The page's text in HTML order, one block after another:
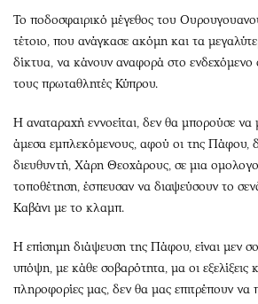
Μουσική
Εικαστικά
Βιβλίο
Χειρόγραφα
Uncut
Το ποδοσφαιρικό μέγεθος του
τέτοιο, που ανάγκασε ακόμη και τα
δίκτυα, να κάνουν αναφορά στο ενδεχόμενο
τους πρωταθλητές Κύπρου.
Η αναταραχή εννοείται, δεν θα μπορούσε να
άμεσα εμπλεκόμενους, αφού οι της Πάφου,
διευθυντή, Χάρη Θεοχάρους, σε μια
τοποθέτηση, έσπευσαν να διαψεύσουν το
Καβάνι με το κλαμπ.
Η επίσημη διάψευση της Πάφου, είναι μεν
υπόψη, με κάθε σοβαρότητα, μα οι εξελίξεις
πληροφορίες μας, δεν θα μας επιτρέπουν να